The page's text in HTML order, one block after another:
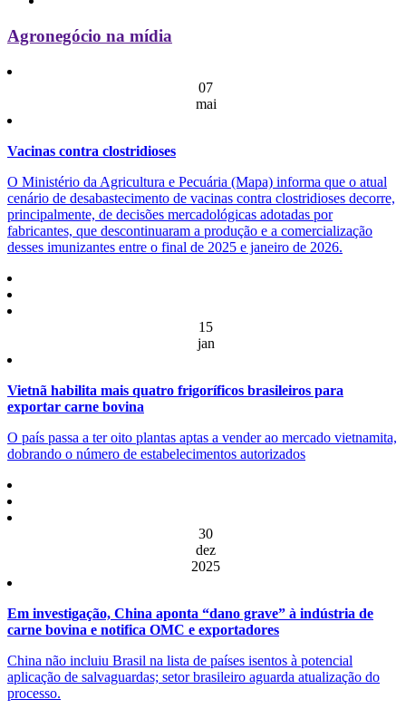
Agronegócio na mídia
07
mai
Vacinas contra clostridioses
O Ministério da Agricultura e Pecuária (Mapa) informa que o atual
cenário de desabastecimento de vacinas contra clostridioses decorre,
principalmente, de decisões mercadológicas adotadas por
fabricantes, que descontinuaram a produção e a comercialização
desses imunizantes entre o final de 2025 e janeiro de 2026.
15
jan
Vietnã habilita mais quatro frigoríficos brasileiros para
exportar carne bovina
O país passa a ter oito plantas aptas a vender ao mercado vietnamita,
dobrando o número de estabelecimentos autorizados
30
dez
2025
Em investigação, China aponta “dano grave” à indústria de
carne bovina e notifica OMC e exportadores
China não incluiu Brasil na lista de países isentos à potencial
aplicação de salvaguardas; setor brasileiro aguarda atualização do
processo.